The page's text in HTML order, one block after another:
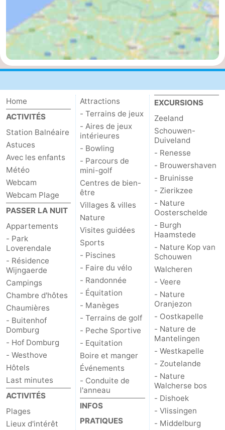
Home
ACTIVITÉS
Station Balnéaire
Astuces
Avec les enfants
Météo
Webcam
Webcam Plage
PASSER LA NUIT
Appartements
- Park
Loverendale
- Résidence
Wijngaerde
Campings
Chambre d'hôtes
Chaumières
- Buitenhof
Domburg
- Hof Domburg
- Westhove
Hôtels
Last minutes
ACTIVITÉS
Plages
Lieux d'intérêt
Attractions
- Terrains de jeux
- Aires de jeux
intérieures
- Bowling
- Parcours de
mini-golf
Centres de bien-
être
Villages & villes
Nature
Visites guidées
Sports
- Piscines
- Faire du vélo
- Randonnée
- Équitation
- Manèges
- Terrains de golf
- Peche Sportive
- Equitation
Boire et manger
Événements
- Conduite de
l'anneau
INFOS
PRATIQUES
EXCURSIONS
Zeeland
Schouwen-
Duiveland
- Renesse
- Brouwershaven
- Bruinisse
- Zierikzee
- Nature
Oosterschelde
- Burgh
Haamstede
- Nature Kop van
Schouwen
Walcheren
- Veere
- Nature
Oranjezon
- Oostkapelle
- Nature de
Mantelingen
- Westkapelle
- Zoutelande
- Nature
Walcherse bos
- Dishoek
- Vlissingen
- Middelburg